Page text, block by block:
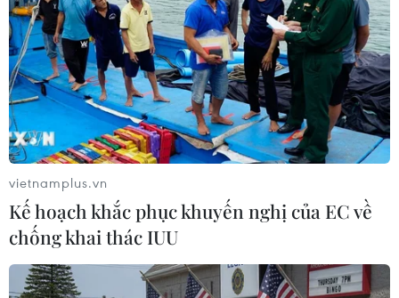
Theo dõi VietnamPlus
TIN LIÊN QUAN
vietnamplus.vn
Kế hoạch khắc phục khuyến nghị của EC về
chống khai thác IUU